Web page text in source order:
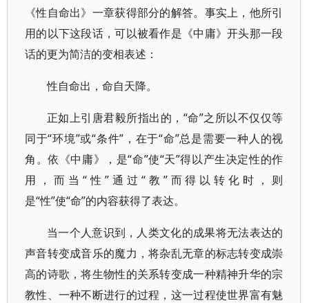
《性自命出》一章获得部分的解答。事实上，他所引
用的以下这段话，可以被看作是《中庸》开头那一段
话的更为简洁的变相表述：
性自命出，命自天降。
正如上引唐君毅所指出的，“命”之所以不仅仅等
同于“环境”或“条件”，在于“命”总是需要一种人的视
角。依《中庸》，是“命”使“天”得以产生决定性的作
用，而当“性”通过“教”而得以转化时，则
是“性”使“命”的内容获得了表达。
当一个人意识到，人类文化的成果将无法表达的
声音转变成音乐的魔力，将杂乱无章的标志转变成崇
高的诗歌，将生物性的关系转变成一种精神升华的宗
教性、一种不断进行的过程，这一过程使世界富有魅